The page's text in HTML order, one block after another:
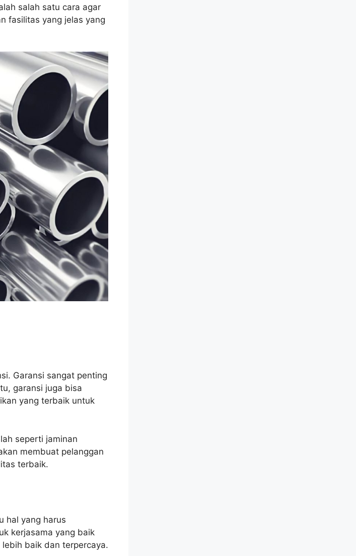
salah satu cara agar
fasilitas yang jelas yang
Garansi sangat penting
garansi juga bisa
yang terbaik untuk
seperti jaminan
membuat pelanggan
terbaik.
hal yang harus
kerjasama yang baik
baik dan terpercaya.